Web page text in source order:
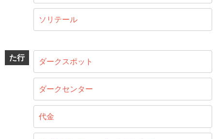
ソリテール
た行 ダークスポット
ダークセンター
代金